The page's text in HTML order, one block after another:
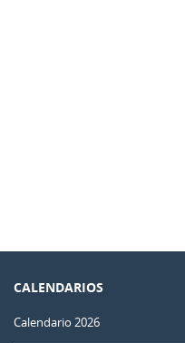
CALENDARIOS
Calendario 2026